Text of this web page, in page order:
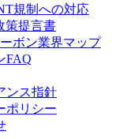
規制への対応
策提言書
ボン業界マップ
FAQ
ンス指針
ポリシー